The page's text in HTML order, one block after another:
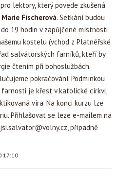
lektory, který povede zkušená
Marie Fischerová. Setkání budou
19 hodin v zapůjčené místnosti
kostelu (vchod z Platnéřské
salvátorských farníků, kteří by
čtením při bohoslužbách.
pokračování. Podmínkou
je křest v katolické církvi,
víra. Na konci kurzu lze
Přihlašovat se leze e-mailem na
případně
17:10